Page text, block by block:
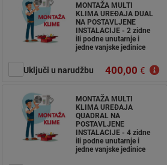
MONTAŽA MULTI
KLIMA UREĐAJA DUAL
NA POSTAVLJENE
INSTALACIJE - 2 zidne
ili podne unutarnje i
jedne vanjske jedinice
Uključi u narudžbu 400,00 €
MONTAŽA MULTI
KLIMA UREĐAJA
QUADRAL NA
POSTAVLJENE
INSTALACIJE - 4 zidne
ili podne unutarnje i
jedne vanjske jedinice